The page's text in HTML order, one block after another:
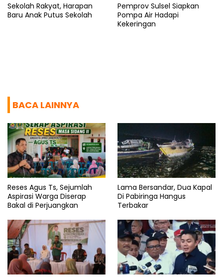
Sekolah Rakyat, Harapan
Baru Anak Putus Sekolah
Pemprov Sulsel Siapkan
Pompa Air Hadapi
Kekeringan
BACA LAINNYA
Reses Agus Ts, Sejumlah
Aspirasi Warga Diserap
Bakal di Perjuangkan
Lama Bersandar, Dua Kapal
Di Pabiringa Hangus
Terbakar